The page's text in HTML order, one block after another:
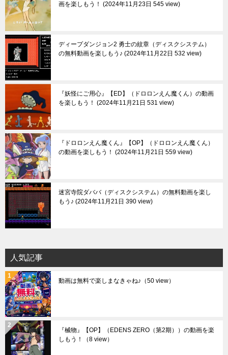
画を楽しもう！
2024年11月23日 545 view
ディープダンジョン2 勇士の紋章（ディスクシステム）
の無料動画を楽しもう♪ 2024年11月22日 532 view
『妖怪にご用心』【ED】（ドロロンえん魔くん）の動画
を楽しもう！
2024年11月21日 531 view
『ドロロンえん魔くん』【OP】（ドロロンえん魔くん）
の動画を楽しもう！
2024年11月21日 559 view
迷宮寺院ダババ（ディスクシステム）の無料動画を楽し
もう♪ 2024年11月21日 390 view
人気記事
動画は無料で楽しまなきゃね♪ （50 view）
『械物』【OP】（EDENS ZERO（第2期））の動画を楽
しもう！
（8 view）